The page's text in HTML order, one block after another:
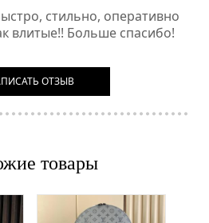
стильно, оперативно
влитые!! Больше спасибо!
ОТЗЫВ
товары